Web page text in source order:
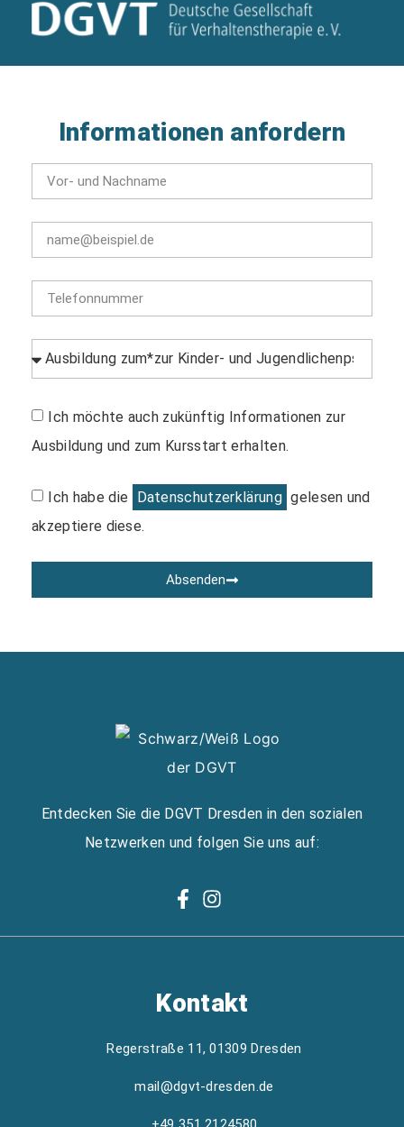
Informationen anfordern
Ich möchte auch zukünftig Informationen zur
Ausbildung und zum Kursstart erhalten.
Ich habe die Datenschutzerklärung gelesen und
akzeptiere diese.
Absenden
Entdecken Sie die DGVT Dresden in den sozialen
Netzwerken und folgen Sie uns auf:
Kontakt
Regerstraße 11, 01309 Dresden
mail@dgvt-dresden.de